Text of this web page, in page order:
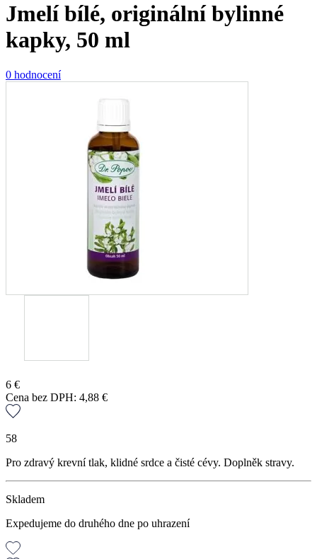
Jmelí bílé, originální bylinné
kapky, 50 ml
0 hodnocení
6 €
Cena bez DPH: 4,88 €
58
Pro zdravý krevní tlak, klidné srdce a čisté cévy. Doplněk stravy.
Skladem
Expedujeme do druhého dne po uhrazení